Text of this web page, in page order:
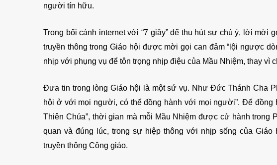
người tín hữu.
Trong bối cảnh internet với “7 giây” để thu hút sự chú ý, lời mời
truyền thông trong Giáo hội được mời gọi can đảm “lội ngược
nhịp với phụng vụ để tôn trọng nhịp điệu của Mầu Nhiệm, thay vì
Đưa tin trong lòng Giáo hội là một sứ vụ. Như Đức Thánh Cha
hội ở với mọi người, có thể đồng hành với mọi người”. Để đồng
Thiên Chúa”, thời gian mà mỗi Mầu Nhiệm được cử hành trong
quan và đúng lúc, trong sự hiệp thông với nhịp sống của
truyền thông Công giáo.